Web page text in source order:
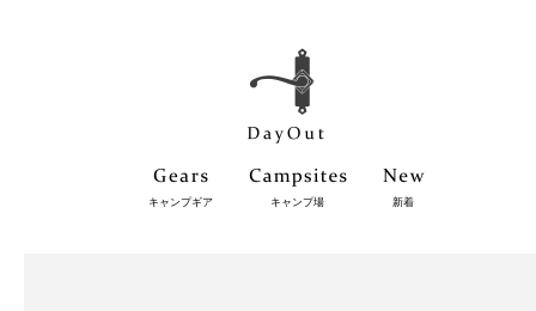
キャンプギア キャンプ場 新着